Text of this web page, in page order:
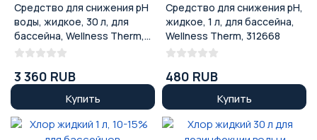
Средство для снижения pH
воды, жидкое, 30 л, для
бассейна, Wellness Therm,
877048
3 360 RUB
Купить
Средство для снижения pH,
жидкое, 1 л, для бассейна,
Wellness Therm, 312668
480 RUB
Купить